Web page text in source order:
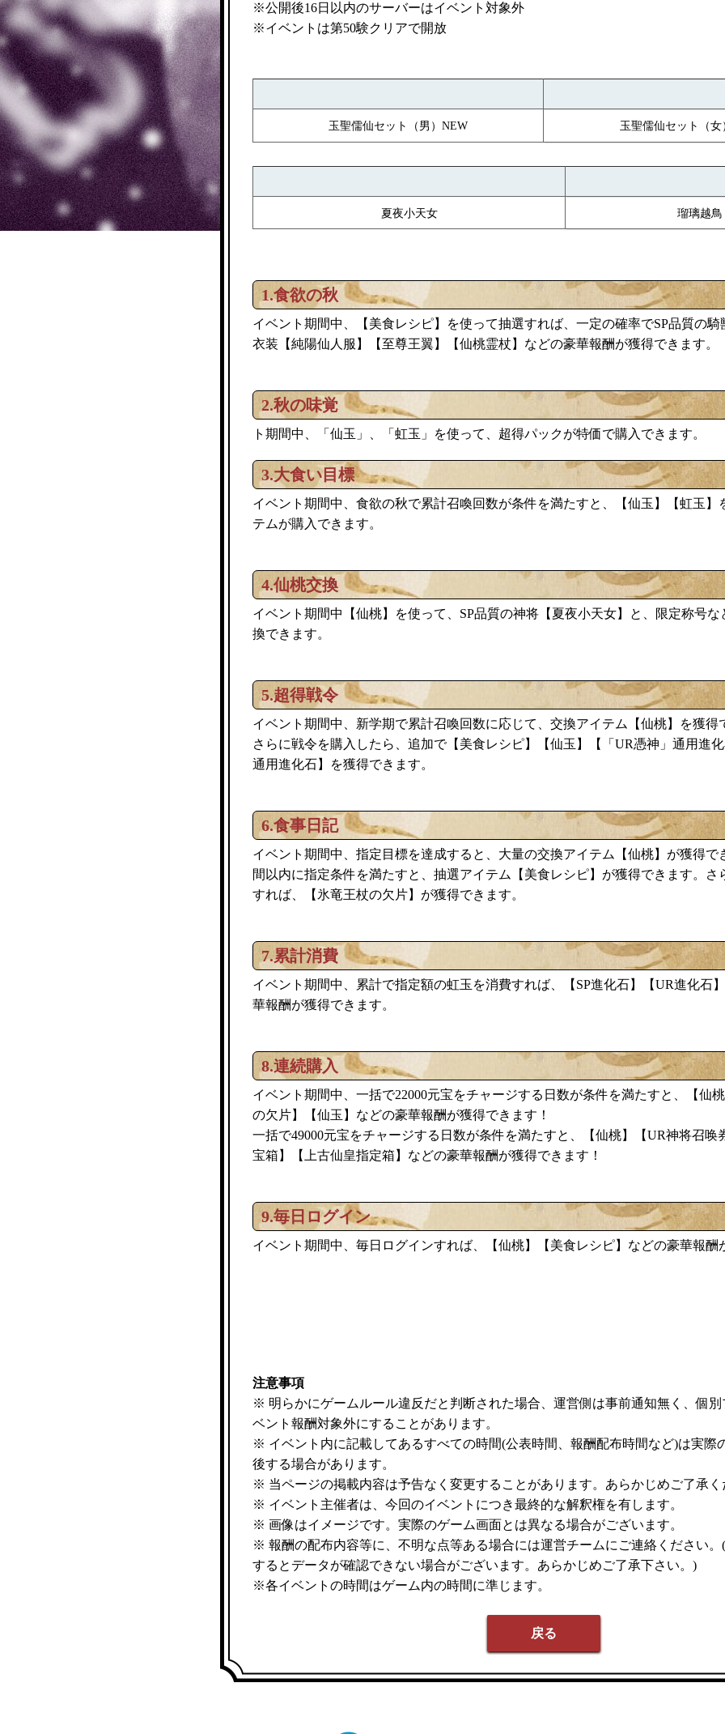
※公開後16日以内のサーバーはイベント対象外
※イベントは第50験クリアで開放
玉聖儒仙セット（男）NEW 玉聖儒仙セット（女
夏夜小天女 瑠璃越鳥
1.食欲の秋
イベント期間中、【美食レシピ】を使って抽選すれば、一定の確率でSP品質の騎
衣装【純陽仙人服】【至尊王翼】【仙桃霊杖 】などの豪華報酬が獲得できます。
2.秋の味覚
ト期間中、「仙玉」、「虹玉」を使って、超得パックが特価で購入できます。
3.大食い目標
イベント期間中、食欲の秋で累計召喚回数が条件を満たすと、【仙玉】【虹玉】
テムが購入できます。
4.仙桃交換
イベント期間中【仙桃】を使って、SP品質の神将【夏夜小天女】と、限定称号
換できます。
5.超得戦令
イベント期間中、新学期で累計召喚回数に応じて、交換アイテム【仙桃】を獲得
さらに戦令を購入したら、追加で【 美食レシピ】【仙玉】【「UR憑神」通用進
通用進化石】を獲得できます。
6.食事日記
イベント期間中、指定目標を達成すると、大量の交換アイテム【仙桃】が獲得で
間以内に指定条件を満たすと、抽選アイテム【 美食レシピ】が獲得できます。さ
すれば、【氷竜王杖の欠片】が獲得できます。
7.累計消費
イベント期間中、累計で指定額の虹玉を消費すれば、【SP進化石】【UR進化石
華報酬が獲得できます。
8.連続購入
イベント期間中、一括で22000元宝をチャージする日数が条件を満たすと、【仙桃
の欠片】【仙玉】などの豪華報酬が獲得できます！
一括で49000元宝をチャージする日数が条件を満たすと、【仙桃】【UR神将召唤
宝箱】【上古仙皇指定箱】などの豪華報酬が獲得できます！
9.毎日ログイン
イベント期間中、毎日ログインすれば、【仙桃】【 美食レシピ】などの豪華報酬
注意事項
※ 明らかにゲームルール違反だと判断された場合、運営側は事前通知無く、個
ベント報酬対象外にすることがあります。
※ イベント内に記載してあるすべての時間(公表時間、報酬配布時間など)は実際
後する場合があります。
※ 当ページの掲載内容は予告なく変更することがあります。あらかじめご了承く
※ イベント主催者は、今回のイベントにつき最終的な解釈権を有します。
※ 画像はイメージです。実際のゲーム画面とは異なる場合がございます。
※ 報酬の配布内容等に、不明な点等ある場合には運営チームにご連絡ください
するとデータが確認できない場合がございます。あらかじめご了承下さい。)
※各イベントの時間はゲーム内の時間に準じます。
戻る